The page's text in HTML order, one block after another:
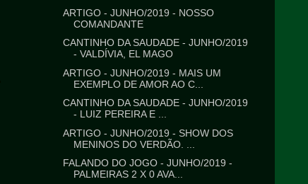
ARTIGO - JUNHO/2019 - NOSSO
COMANDANTE
CANTINHO DA SAUDADE - JUNHO/2019
- VALDÍVIA, EL MAGO
ARTIGO - JUNHO/2019 - MAIS UM
EXEMPLO DE AMOR AO C...
CANTINHO DA SAUDADE - JUNHO/2019
- LUIZ PEREIRA E ...
ARTIGO - JUNHO/2019 - SHOW DOS
MENINOS DO VERDÃO. ...
FALANDO DO JOGO - JUNHO/2019 -
PALMEIRAS 2 X 0 AVA...